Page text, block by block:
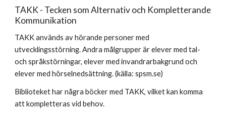
TAKK - Tecken som Alternativ och Kompletterande
Kommunikation
TAKK används av hörande personer med
utvecklingsstörning. Andra målgrupper är elever med tal-
och språkstörningar, elever med invandrarbakgrund och
elever med hörselnedsättning. (källa: spsm.se)
Biblioteket har några böcker med TAKK, vilket kan komma
att kompletteras vid behov.